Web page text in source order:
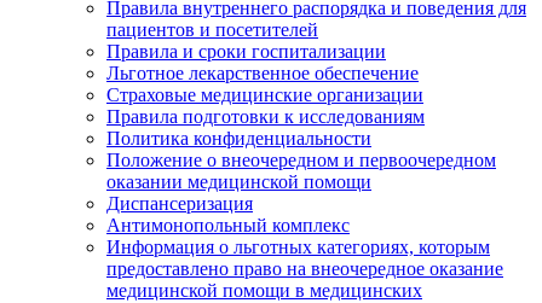
Правила внутреннего распорядка и поведения для
пациентов и посетителей
Правила и сроки госпитализации
Льготное лекарственное обеспечение
Страховые медицинские организации
Правила подготовки к исследованиям
Политика конфиденциальности
Положение о внеочередном и первоочередном
оказании медицинской помощи
Диспансеризация
Антимонопольный комплекс
Информация о льготных категориях, которым
предоставлено право на внеочередное оказание
медицинской помощи в медицинских